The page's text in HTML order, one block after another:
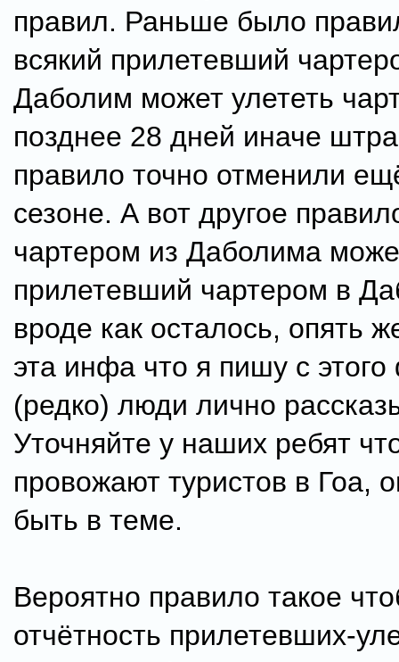
правил. Раньше было
всякий прилетевший
Даболим может улететь
позднее 28 дней иначе
правило точно отменили
сезоне. А вот другое
чартером из Даболима
прилетевший чартером в
вроде как осталось, опять
эта инфа что я пишу с
(редко) люди лично
Уточняйте у наших ребят
провожают туристов в Гоа,
быть в теме.
Вероятно правило такое
отчётность прилетевших-